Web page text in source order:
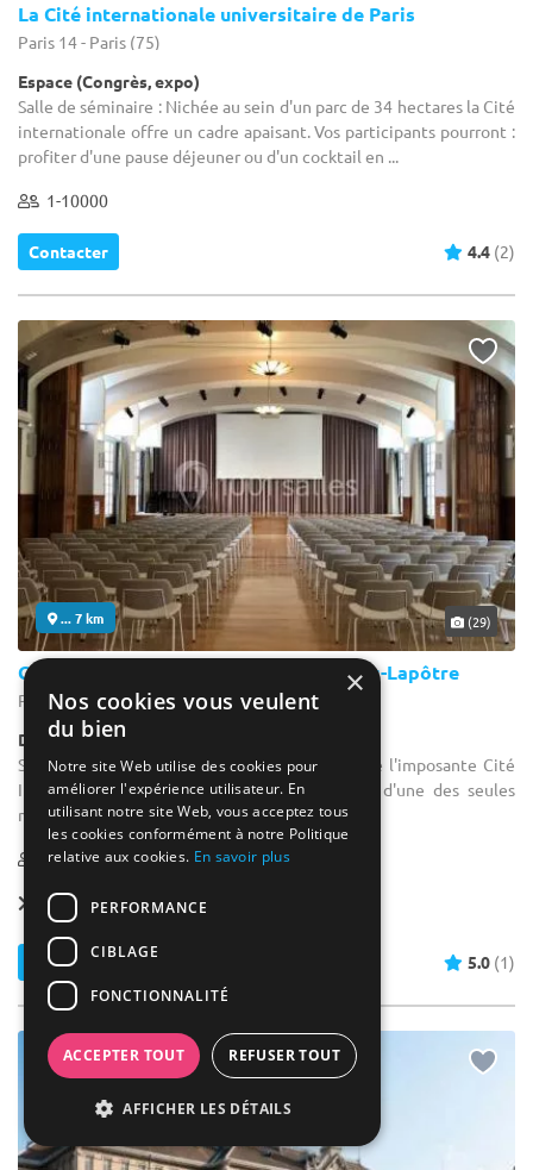
La Cité internationale universitaire de Paris
Paris 14 - Paris (75)
Espace (Congrès, expo)
Salle de séminaire : Nichée au sein d'un parc de 34 hectares la Cité
internationale offre un cadre apaisant. Vos participants pourront :
profiter d'une pause déjeuner ou d'un cocktail en ...
1-10000
Contacter 4.4 (2)
... 7 km (29)
Cité Universitaire – Fondation Biermans-Lapôtre
Paris 14 - Paris (75)
Demeure de caractère / Hôtel particulier
Salle de séminaire : La Fondation fait partie de l'imposante Cité
Internationale Universitaire de Paris. Il s'agit d'une des seules
maisons possédant un grand jardin.
10-300
Location dès320 €
Contacter 5.0 (1)
NOUVEAU
×
Nos cookies vous veulent
du bien
Notre site Web utilise des cookies pour
améliorer l'expérience utilisateur. En
utilisant notre site Web, vous acceptez tous
les cookies conformément à notre Politique
relative aux cookies. En savoir plus
PERFORMANCE
CIBLAGE
FONCTIONNALITÉ
ACCEPTER TOUT REFUSER TOUT
AFFICHER LES DÉTAILS